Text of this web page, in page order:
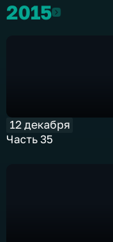
20152015
12 декабря
Часть 35